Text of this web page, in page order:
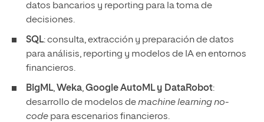
datos bancarios y reporting para la toma de
decisiones.
SQL: consulta, extracción y preparación de datos
para análisis, reporting y modelos de IA en entornos
financieros.
BigML,Weka,Google AutoML y DataRobot:
desarrollo de modelos demachine learningno-
code para escenarios financieros.